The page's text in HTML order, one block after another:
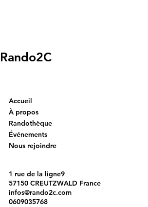
Rando2C
Accueil
À propos
Randothèque
Événements
Nous rejoindre
1 rue de la ligne9
57150 CREUTZWALD France
infos@rando2c.com
0609035768